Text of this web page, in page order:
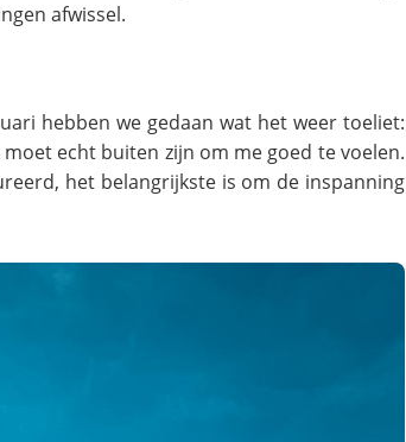
afwissel.
hebben we gedaan wat het weer toeliet:
echt buiten zijn om me goed te voelen.
het belangrijkste is om de inspanning